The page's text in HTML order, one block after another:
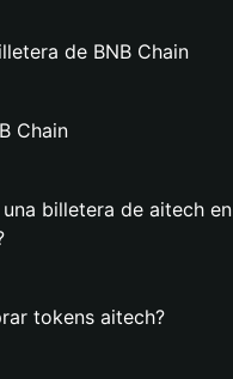
de BNB Chain
Chain
billetera de aitech en
tokens aitech?